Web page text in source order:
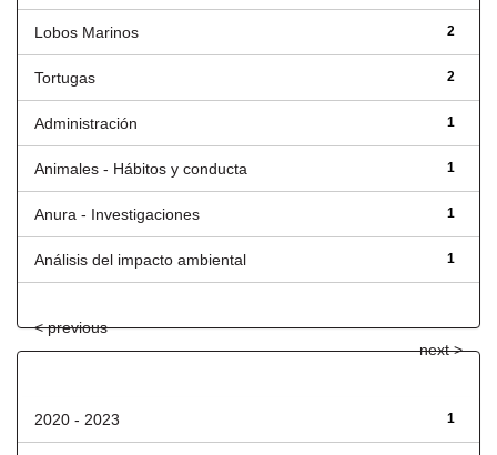
2
Lobos Marinos
2
Tortugas
1
Administración
1
Animales - Hábitos y conducta
1
Anura - Investigaciones
1
Análisis del impacto ambiental
< previous
next >
1
2020 - 2023